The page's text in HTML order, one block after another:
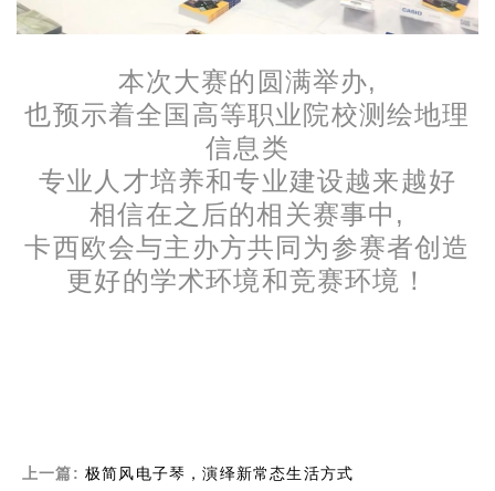
本次大赛的圆满举办,
也预示着全国高等职业院校测绘地理
信息类
专业人才培养和专业建设越来越好
相信在之后的相关赛事中,
卡西欧会与主办方共同为参赛者创造
更好的学术环境和竞赛环境！
上一篇: 极简风电子琴，演绎新常态生活方式